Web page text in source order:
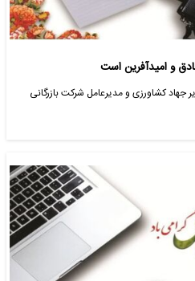
و امیدآفرین است
جهاد کشاورزی و مدیرعامل شرکت بازرگانی